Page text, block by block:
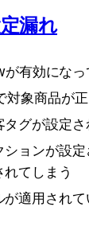
漏れ
有効になっ
対象商品が
タグが設定
ションが設
てしまう
が適用されて